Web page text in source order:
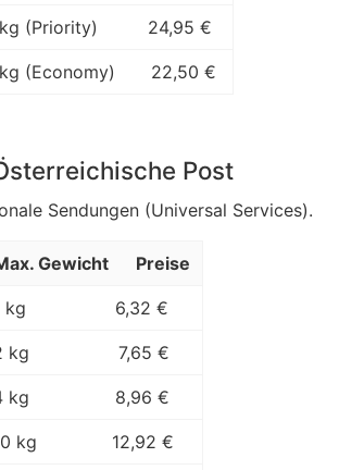
(Priority) 24,95 €
(Economy) 22,50 €
Post
Sendungen (Universal Services).
Gewicht Preise
kg 6,32 €
kg 7,65 €
kg 8,96 €
kg 12,92 €